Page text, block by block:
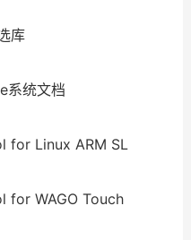
库
系统文档
for Linux ARM SL
for WAGO Touch